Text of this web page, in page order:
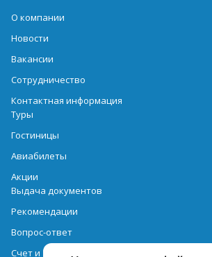
О компании
Новости
Вакансии
Сотрудничество
Контактная информация
Туры
Гостиницы
Авиабилеты
Акции
Выдача документов
Рекомендации
Вопрос-ответ
Счет и оплата